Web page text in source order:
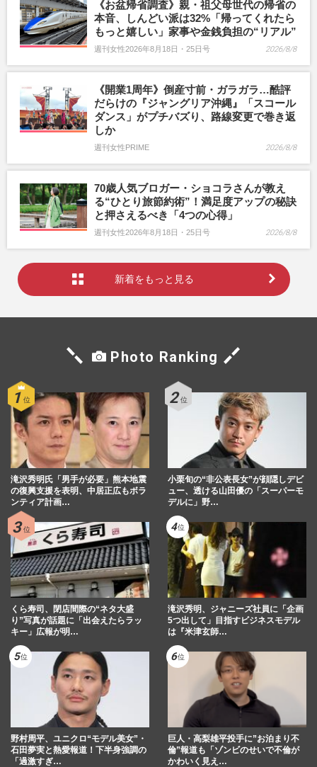
《お盆帰省調査》親・祖父母世代の帰省の
本音、しんどい派は32%「帰ってくれたら
もっと嬉しい」家事や金銭負担の“リアル”
週刊女性2026年8月18日・25日号 2026/8/8
《開業1周年》倒産寸前・ガラガラ…酷評
だらけの『ジャングリア沖縄』「スコール
ダンス」がプチバズり、路線変更で巻き返
しか
週刊女性PRIME 2026/8/8
70歳人気ブロガー・ショコラさんが教え
る“ひとり旅節約術”！満足度アップの秘訣
と押さえるべき「4つの心得」
週刊女性2026年8月18日・25日号 2026/8/8
新着をもっと見る
Photo Ranking
滝沢秀明氏「男手が必要」熊本地震
の復興支援を表明、中居正広もボラ
ンティア計画…
小栗旬の“非公表長女”が顔隠しデビ
ュー、透ける山田優の「スーパーモ
デルに」野…
くら寿司、閉店間際の“ネタ大盛
り”写真が話題に「出会えたらラッ
キー」広報が明…
滝沢秀明、ジャニーズ社員に「企画
5つ出して」目指すビジネスモデル
は『米津玄師…
野村周平、ユニクロ“モデル美女”・
石田夢実と熱愛報道！下半身強調の
「過激すぎ…
巨人・高梨雄平投手に”お泊まり不
倫”報道も「ゾンビのせいで不倫が
かわいく見え…